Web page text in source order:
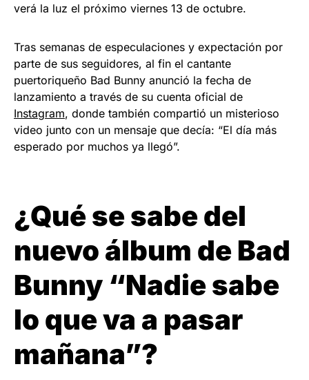
verá la luz el próximo viernes 13 de octubre.
Tras semanas de especulaciones y expectación por
parte de sus seguidores, al fin el cantante
puertoriqueño Bad Bunny anunció la fecha de
lanzamiento a través de su cuenta oficial de
Instagram, donde también compartió un misterioso
video junto con un mensaje que decía: “El día más
esperado por muchos ya llegó”.
¿Qué se sabe del
nuevo álbum de Bad
Bunny “Nadie sabe
lo que va a pasar
mañana”?